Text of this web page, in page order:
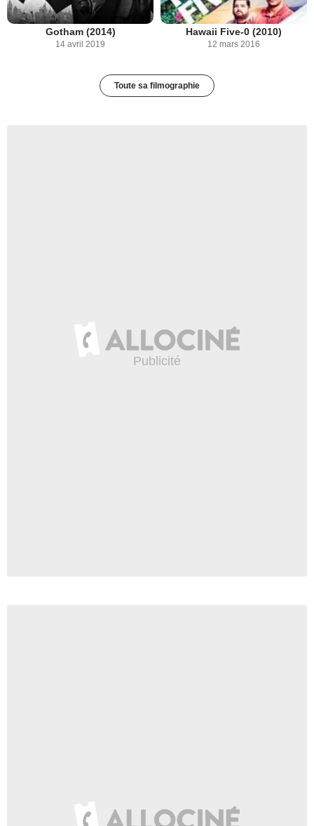
Gotham (2014)
14 avril 2019
Hawaii Five-0 (2010)
12 mars 2016
Toute sa filmographie